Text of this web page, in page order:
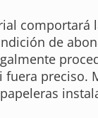
de
preciso.